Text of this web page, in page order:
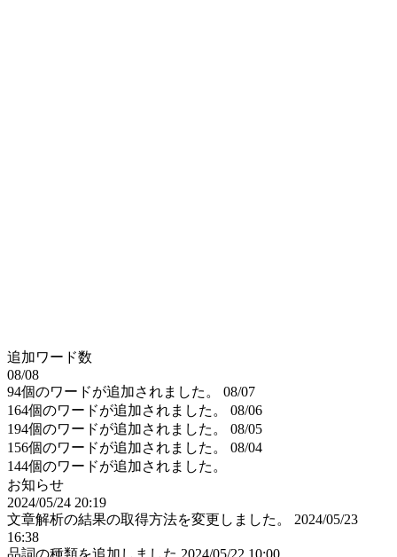
追加ワード数
08/08
94個のワードが追加されました。
08/07
164個のワードが追加されました。
08/06
194個のワードが追加されました。
08/05
156個のワードが追加されました。
08/04
144個のワードが追加されました。
お知らせ
2024/05/24 20:19
文章解析の結果の取得方法を変更しました。
2024/05/23
16:38
品詞の種類を追加しました 2024/05/22 10:00